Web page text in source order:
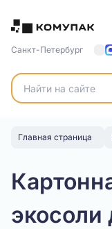
Санкт-Петербург
Главная страница
экосоли